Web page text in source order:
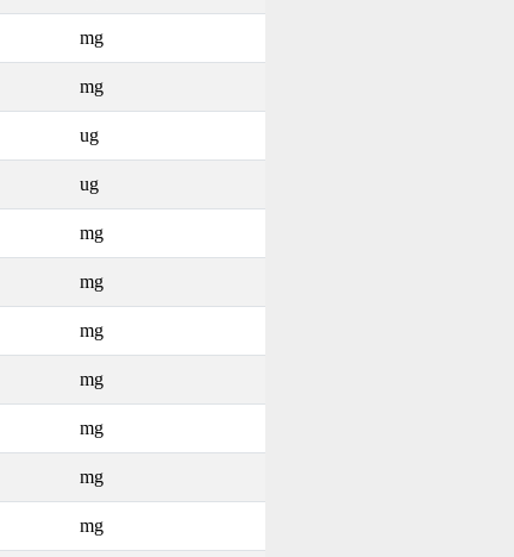
mg
mg
ug
ug
mg
mg
mg
mg
mg
mg
mg